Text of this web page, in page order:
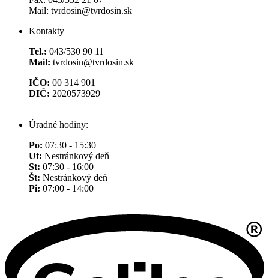
Mail: tvrdosin@tvrdosin.sk
Kontakty
Tel.: 043/530 90 11
Mail: tvrdosin@tvrdosin.sk
IČO: 00 314 901
DIČ: 2020573929
Úradné hodiny:
Po: 07:30 - 15:30
Ut: Nestránkový deň
St: 07:30 - 16:00
Št: Nestránkový deň
Pi: 07:00 - 14:00